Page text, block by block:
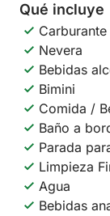
Qué incluye
Carburante
Nevera
Bebidas
Bimini
Comida /
Baño a
Parada
Limpieza
Agua
Bebidas